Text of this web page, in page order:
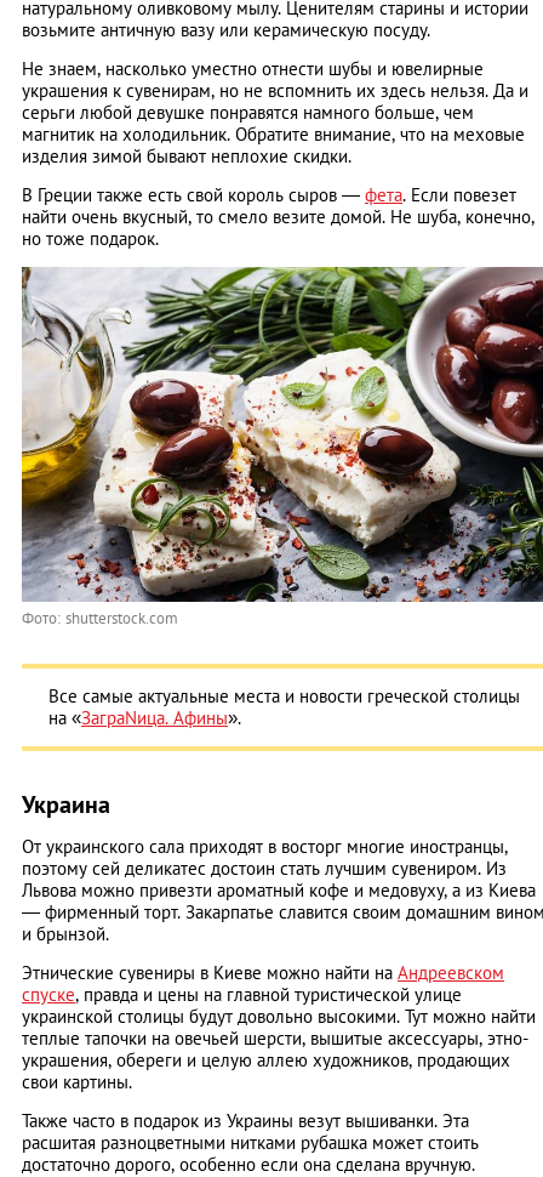
натуральному оливковому мылу. Ценителям старины и истории
возьмите античную вазу или керамическую посуду.
Не знаем, насколько уместно отнести шубы и ювелирные
украшения к сувенирам, но не вспомнить их здесь нельзя. Да и
серьги любой девушке понравятся намного больше, чем
магнитик на холодильник. Обратите внимание, что на меховые
изделия зимой бывают неплохие скидки.
В Греции также есть свой король сыров — фета. Если повезет
найти очень вкусный, то смело везите домой. Не шуба, конечно,
но тоже подарок.
Фото: shutterstock.com
Все самые актуальные места и новости греческой столицы
на «ЗаграNица. Афины».
Украина
От украинского сала приходят в восторг многие иностранцы,
поэтому сей деликатес достоин стать лучшим сувениром. Из
Львова можно привезти ароматный кофе и медовуху, а из Киева
— фирменный торт. Закарпатье славится своим домашним
и брынзой.
Этнические сувениры в Киеве можно найти на Андреевском
спуске, правда и цены на главной туристической улице
украинской столицы будут довольно высокими. Тут можно найти
теплые тапочки на овечьей шерсти, вышитые аксессуары, этно-
украшения, обереги и целую аллею художников, продающих
свои картины.
Также часто в подарок из Украины везут вышиванки. Эта
расшитая разноцветными нитками рубашка может стоить
достаточно дорого, особенно если она сделана вручную.